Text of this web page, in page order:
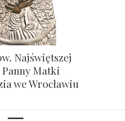
Najświętszej
Matki
we Wrocławiu